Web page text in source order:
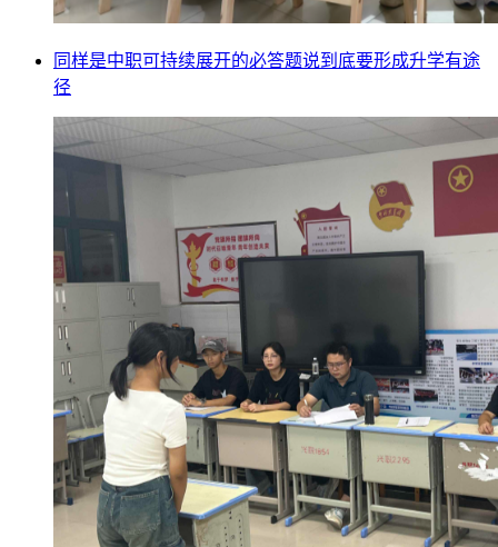
同样是中职可持续展开的必答题说到底要形成升学有途
径